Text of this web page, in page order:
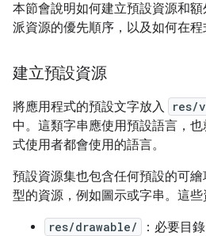
本節會說明如何建立預設資源和
派資源的優先順序，以及如何在程
建立預設資源
將應用程式的預設文字放入 res/
中。這類字串應使用預設語言，
式使用者都會使用的語言。
預設資源集也包含任何預設的可
型的資源，例如圖示或字串。這些
res/drawable/
：必要目